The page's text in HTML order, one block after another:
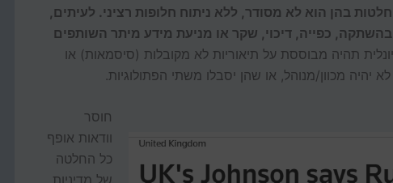
בהן הוא לא מסודר, ללא ניתוח חלופות רציני. לעיתים,
כפייה, דיכוי, שקר או מניעת מידע מיתר השותפים
תהיה מבוססת על תיאוריות לא מקובלות (סיסמאות) או
מכוון/מנוהל, או שהן יסבלו משתי הפתולוגיות.
חוסר
וודאות אופף
כל החלטה